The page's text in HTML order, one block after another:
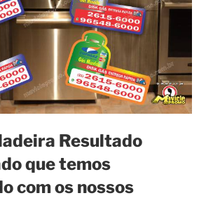
Resultado
que temos
com os nossos